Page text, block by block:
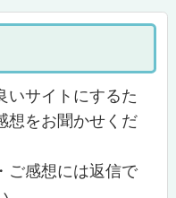
いサイトにするた
想をお聞かせくだ
ご感想には返信で